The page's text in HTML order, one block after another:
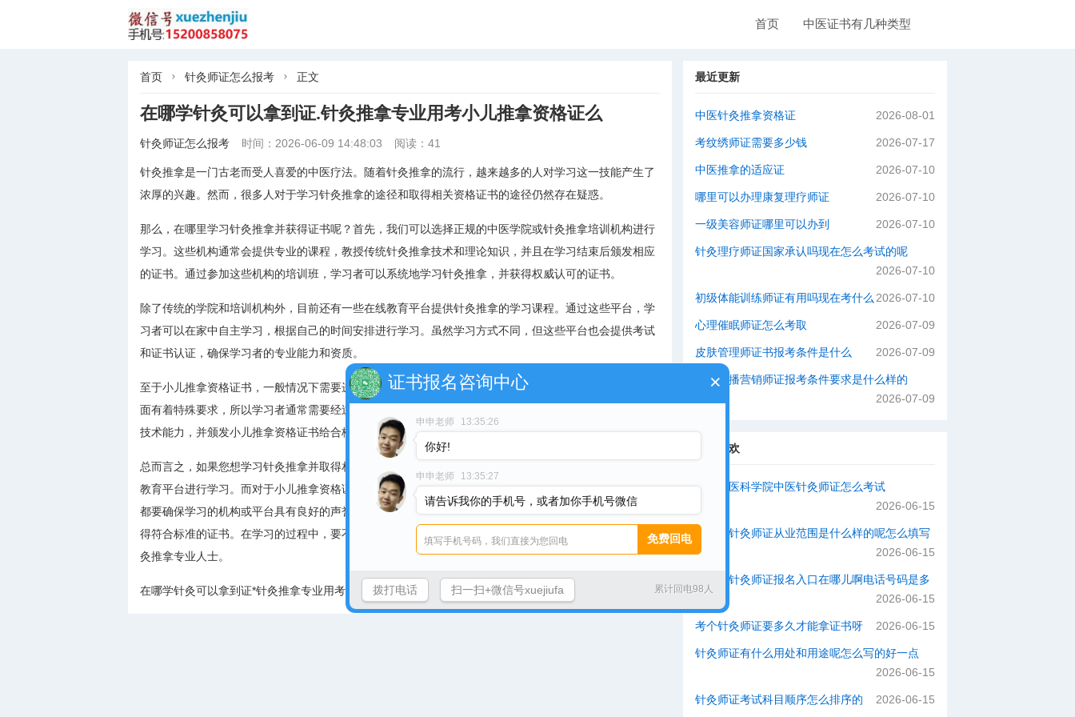
首页 中医证书有几种类型
首页  针灸师证怎么报考  正文
在哪学针灸可以拿到证.针灸推拿专业用考小儿推拿资格证么
针灸师证怎么报考 时间：2026-06-09 14:48:03 阅读：41
针灸推拿是一门古老而受人喜爱的中医疗法。随着针灸推拿的流行，越来越多的人对学习这一技能产生了
浓厚的兴趣。然而，很多人对于学习针灸推拿的途径和取得相关资格证书的途径仍然存在疑惑。
那么，在哪里学习针灸推拿并获得证书呢？首先，我们可以选择正规的中医学院或针灸推拿培训机构进行
学习。这些机构通常会提供专业的课程，教授传统针灸推拿技术和理论知识，并且在学习结束后颁发相应
的证书。通过参加这些机构的培训班，学习者可以系统地学习针灸推拿，并获得权威认可的证书。
除了传统的学院和培训机构外，目前还有一些在线教育平台提供针灸推拿的学习课程。通过这些平台，学
习者可以在家中自主学习，根据自己的时间安排进行学习。虽然学习方式不同，但这些平台也会提供考试
和证书认证，确保学习者的专业能力和资质。
至于小儿推拿资格证书，一般情况下需要进一步深造和专业培训。因为小儿推拿对于儿童生理、病理等方
面有着特殊要求，所以学习者通常需要经过专门的小儿推拿培训。这些培训机构会鉴定学生的知识水平和
技术能力，并颁发小儿推拿资格证书给合格的学员。
总而言之，如果您想学习针灸推拿并取得相关证书，可以选择正规的中医学院、针灸推拿培训机构或在线
教育平台进行学习。而对于小儿推拿资格证书，需要通过专门的培训机构进行深造。无论选择哪种方式，
都要确保学习的机构或平台具有良好的声誉和权威性，以确保学到的知识与技能达到一定的水平，并且获
得符合标准的证书。在学习的过程中，要不断提高自己的专业素养，不断追求进步，以成为一名合格的针
灸推拿专业人士。
在哪学针灸可以拿到证*针灸推拿专业用考小儿推拿资格证么点击在线客服咨询吧
最近更新
中医针灸推拿资格证 2026-08-01
考纹绣师证需要多少钱 2026-07-17
中医推拿的适应证 2026-07-10
哪里可以办理康复理疗师证 2026-07-10
一级美容师证哪里可以办到 2026-07-10
针灸理疗师证国家承认吗现在怎么考试的呢
2026-07-10
初级体能训练师证有用吗现在考什么 2026-07-10
心理催眠师证怎么考取 2026-07-09
皮肤管理师证书报考条件是什么 2026-07-09
网络直播营销师证报考条件要求是什么样的
2026-07-09
猜你喜欢
中国中医科学院中医针灸师证怎么考试
2026-06-15
劳动部针灸师证从业范围是什么样的呢怎么填写
才正确
2026-06-15
卫健委针灸师证报名入口在哪儿啊电话号码是多
2026-06-15
考个针灸师证要多久才能拿证书呀 2026-06-15
针灸师证有什么用处和用途呢怎么写的好一点
2026-06-15
针灸师证考试科目顺序怎么排序的 2026-06-15
证书报名咨询中心 ×
申申老师 13:35:26
你好!
申申老师 13:35:27
请告诉我你的手机号，或者加你手机号微信
累计回电98人
拨打电话 扫一扫+微信号xuejiufa